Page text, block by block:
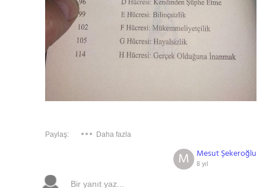
Paylaş: Daha fazla
Mesut Şekeroğlu
8 yıl
M